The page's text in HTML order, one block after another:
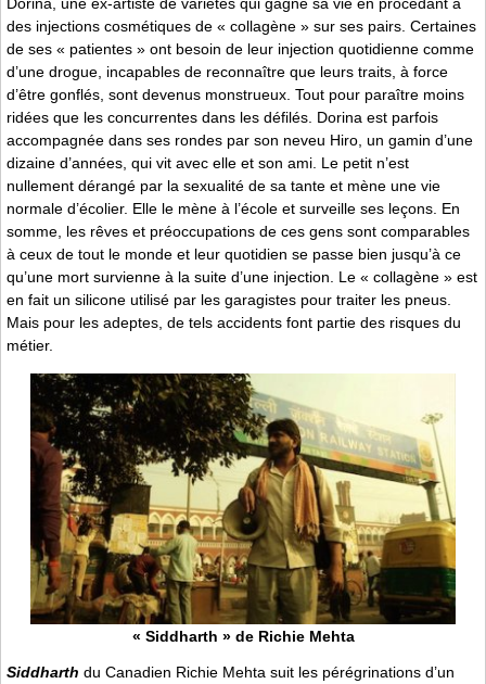
Dorina, une ex-artiste de variétés qui gagne sa vie en procédant à
des injections cosmétiques de « collagène » sur ses pairs. Certaines
de ses « patientes » ont besoin de leur injection quotidienne comme
d’une drogue, incapables de reconnaître que leurs traits, à force
d’être gonflés, sont devenus monstrueux. Tout pour paraître moins
ridées que les concurrentes dans les défilés. Dorina est parfois
accompagnée dans ses rondes par son neveu Hiro, un gamin d’une
dizaine d’années, qui vit avec elle et son ami. Le petit n’est
nullement dérangé par la sexualité de sa tante et mène une vie
normale d’écolier. Elle le mène à l’école et surveille ses leçons. En
somme, les rêves et préoccupations de ces gens sont comparables
à ceux de tout le monde et leur quotidien se passe bien jusqu’à ce
qu’une mort survienne à la suite d’une injection. Le « collagène » est
en fait un silicone utilisé par les garagistes pour traiter les pneus.
Mais pour les adeptes, de tels accidents font partie des risques du
métier.
« Siddharth » de Richie Mehta
Siddharth du Canadien Richie Mehta suit les pérégrinations d’un